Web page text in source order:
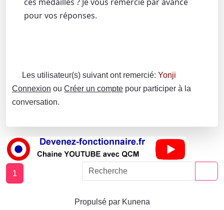
pour vos réponses.
Les utilisateur(s) suivant ont remercié: Yonji
Connexion ou Créer un compte pour participer à la
conversation.
1
Propulsé par Kunena